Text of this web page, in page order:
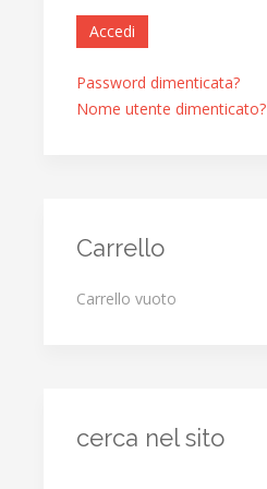
Accedi
Password dimenticata?
Nome utente dimenticato?
Carrello
Carrello vuoto
cerca nel sito